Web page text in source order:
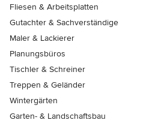
Fliesen & Arbeitsplatten
Gutachter & Sachverständige
Maler & Lackierer
Planungsbüros
Tischler & Schreiner
Treppen & Geländer
Wintergärten
Garten- & Landschaftsbau